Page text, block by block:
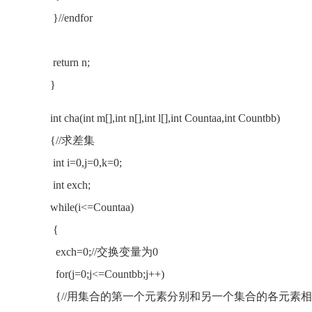
}//endfor
return n;
}
int cha(int m[],int n[],int l[],int Countaa,int Countbb)
{//求差集
int i=0,j=0,k=0;
int exch;
while(i<=Countaa)
{
exch=0;//交换变量为0
for(j=0;j<=Countbb;j++)
{//用集合的第一个元素分别和另一个集合的各元素